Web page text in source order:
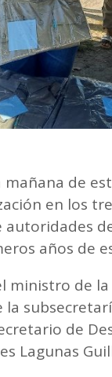
de
en los
autoridades
años de
ministro de
de
Lagunas